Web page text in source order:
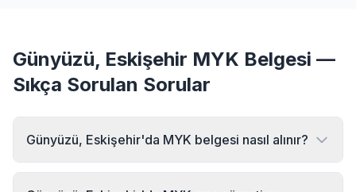
Günyüzü, Eskişehir MYK Belgesi —
Sıkça Sorulan Sorular
Günyüzü, Eskişehir'da MYK belgesi nasıl alınır?
Günyüzü, Eskişehir bölgesinde MYK belgesi almak için
MYK Sınav Merkezi'ne başvurabilirsiniz. Online başvuru